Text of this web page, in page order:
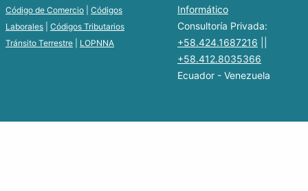
Código de Comercio
Códigos
Laborales
Códigos Tributarios
Tránsito Terrestre
LOPNNA
Informático
Consultoría Privada:
+58.424.1687216
+58.412.8035366
Ecuador - Venezuela